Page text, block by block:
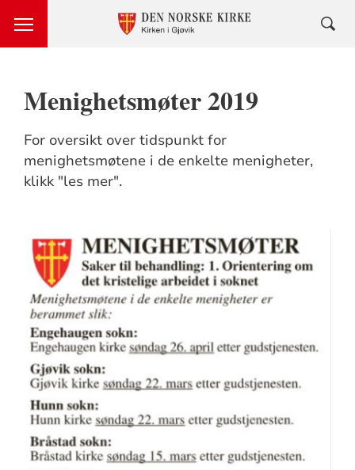
Menighetsmøter 2019
For oversikt over tidspunkt for
menighetsmøtene i de enkelte menigheter,
klikk "les mer".